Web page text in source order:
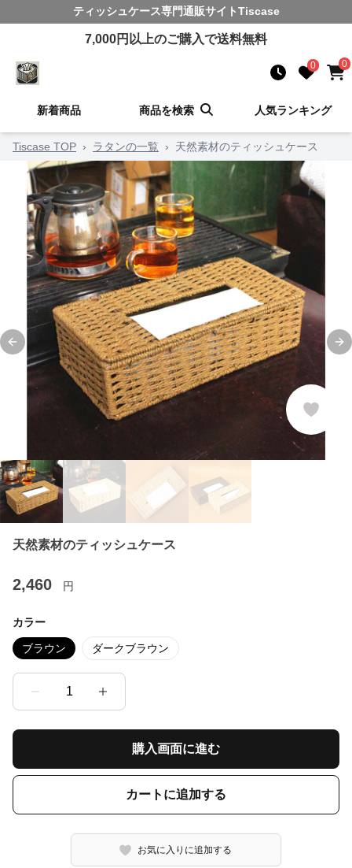
ティッシュケース専門通販サイトTiscase
7,000円以上のご購入で送料無料
0 0
新着商品 商品を検索 人気ランキング
Tiscase TOP › ラタンの一覧 › 天然素材のティッシュケース
Previous slide
天然素材のティッシュケース
2,460 円
カラー
ブラウン ダークブラウン
1
購入画面に進む
カートに追加する
お気に入りに追加する